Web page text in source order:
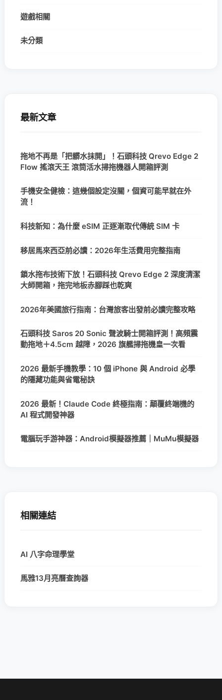
遊戲相關
未分類
最新文章
拖地不再是「把髒水抹開」！石頭科技 Qrevo Edge 2
Flow 搖滾天王 滾筒活水掃拖機器人開箱評測
手機安全健檢：這幾個設定沒關，個資可能早就在外
流！
科技新知：為什麼 eSIM 正逐漸取代傳統 SIM 卡
移居馬來西亞前必讀：2026年生活費用完整指南
鎖水拖布技術下放！石頭科技 Qrevo Edge 2 深度清潔
大師開箱，拖完地板赤腳踩也乾爽
2026年美國旅行指南：台灣旅客出發前必讀完整攻略
石頭科技 Saros 20 Sonic 聲波騎士開箱評測！高頻震
動拖地＋4.5cm 越障，2026 旗艦掃拖機皇一次看
2026 最新手機教學：10 個 iPhone 與 Android 必學
的隱藏功能與省電秘訣
2026 最新！Claude Code 終極指南：顛覆終端機的
AI 程式開發神器
電腦玩手游神器：Android模擬器推薦｜MuMu模擬器
相關連結
AI 八字命理學堂
馬雅13月亮曆查詢器